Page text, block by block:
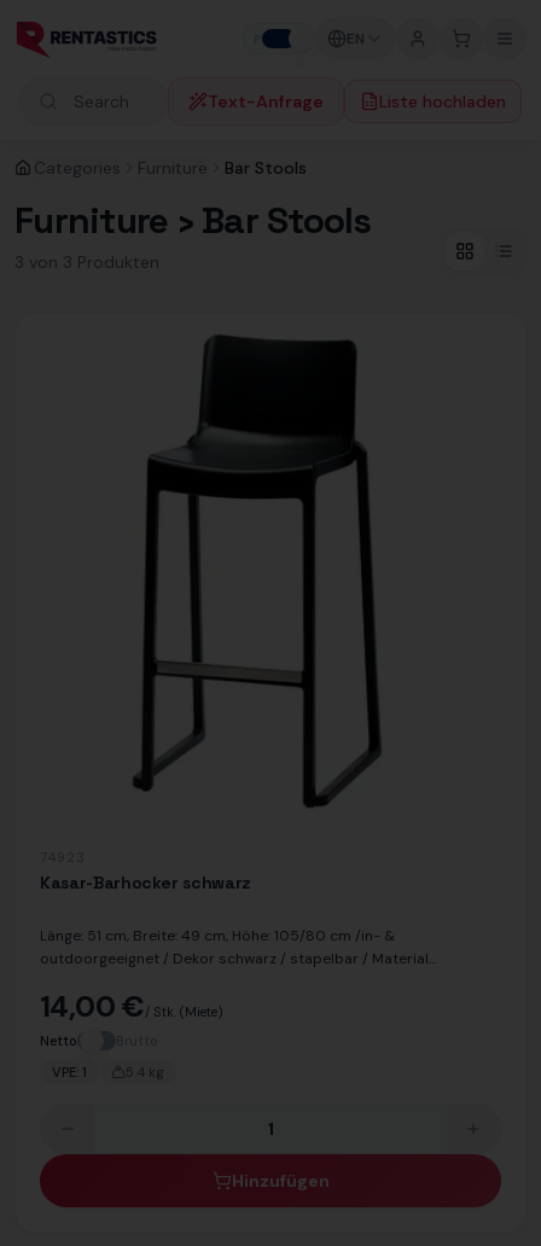
EN
Search products Text-Anfrage Liste hochladen
Categories Furniture Bar Stools
Furniture › Bar Stools
3 von 3 Produkten
Kasar-Barhocker schwarz
Länge: 51 cm, Breite: 49 cm, Höhe: 105/80 cm /in- &
outdoorgeeignet / Dekor schwarz / stapelbar / Material
14,00 € / Stk. (Miete)
Netto
VPE: 1 5.4 kg
Hinzufügen